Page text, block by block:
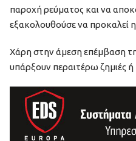
παροχή ρεύματος και να
εξακολουθούσε να προκαλεί
Χάρη στην άμεση επέμβαση
υπάρξουν περαιτέρω ζημιές ή